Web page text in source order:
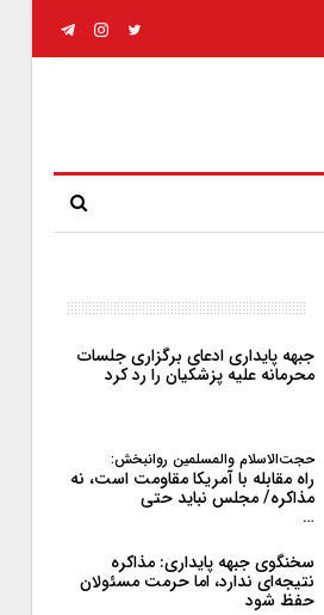
جبهه پایداری ادعای برگزاری جلسات
محرمانه علیه پزشکیان را رد کرد
حجت‌الاسلام والمسلمین روانبخش:
راه مقابله با آمریکا مقاومت است، نه
مذاکره/ مجلس نباید حتی
…
سخنگوی جبهه پایداری: مذاکره
نتیجه‌ای ندارد، اما حرمت مسئولان
حفظ شود